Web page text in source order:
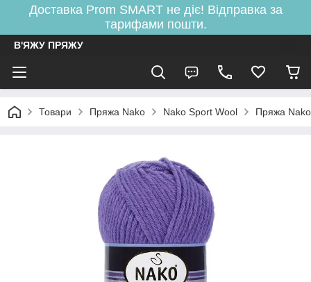
Доставка Prom SMART не діє! Відправка за
тарифами пошти.
В'ЯЖУ ПРЯЖУ
Товари Пряжа Nako Nako Sport Wool Пряжа